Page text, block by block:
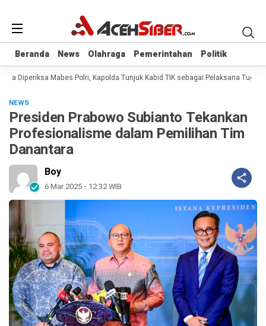
Beranda News Olahraga Pemerintahan Politik
Beranda News Olahraga Pemerintahan Politik
Diperiksa Mabes Polri, Kapolda Tunjuk Kabid TIK sebagai Pelaksana Tugas
NEWS
Presiden Prabowo Subianto Tekankan
Profesionalisme dalam Pemilihan Tim
Danantara
Boy
6 Mar 2025 - 12:32 WIB